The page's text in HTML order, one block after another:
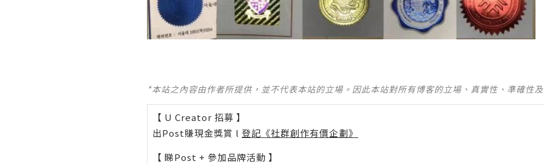
*本站之內容由作者所提供，並不代表本站的立場。因此本站對所有博客的立場、真實性、準確性
【 U Creator 招募 】
出Post賺現金獎賞 l 登記《社群創作有價企劃》
【 睇Post + 參加品牌活動 】